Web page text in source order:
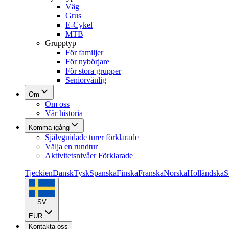
Väg
Grus
E-Cykel
MTB
Grupptyp
För familjer
För nybörjare
För stora grupper
Seniorvänlig
Om
Om oss
Vår historia
Komma igång
Självguidade turer förklarade
Välja en rundtur
Aktivitetsnivåer Förklarade
TjeckienDanskTyskSpanskaFinskaFranskaNorskaHolländska
SV
EUR
Kontakta oss